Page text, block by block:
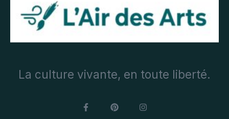
La culture vivante, en toute liberté.